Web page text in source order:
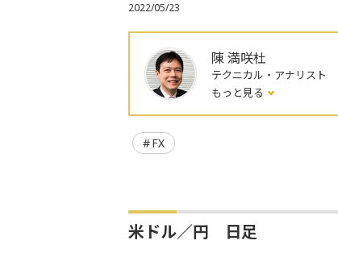
2022/05/23
陳 満咲杜
テクニカル・アナリスト
もっと見る
FX
米ドル／円 日足